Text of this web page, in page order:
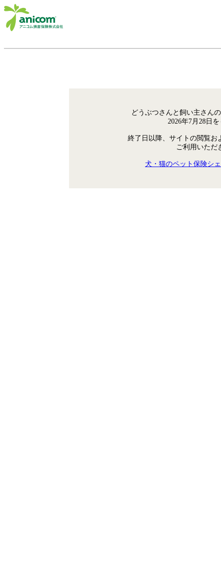
どうぶつさんと飼い主さん
2026年7月28日
終了日以降、サイトの閲覧お
ご利用いただ
犬・猫のペット保険シ